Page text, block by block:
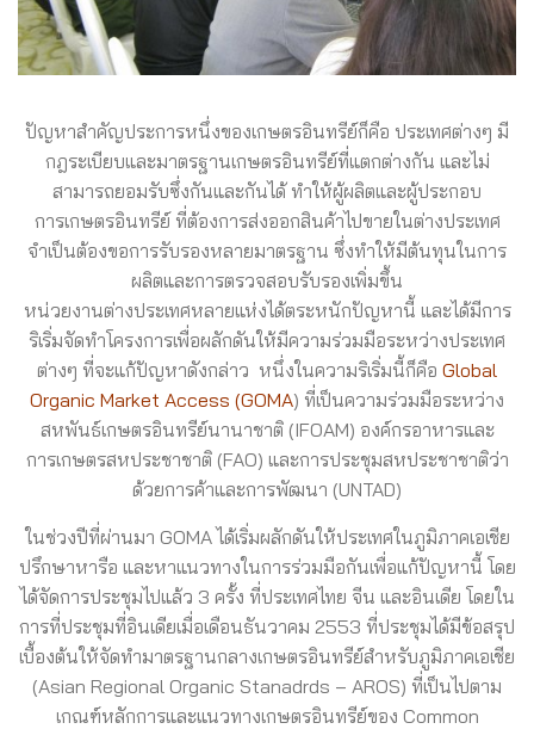
ปัญหาสำคัญประการหนึ่งของเกษตรอินทรีย์ก็คือ ประเทศต่างๆ มี
กฎระเบียบและมาตรฐานเกษตรอินทรีย์ที่แตกต่างกัน และไม่
สามารถยอมรับซึ่งกันและกันได้ ทำให้ผู้ผลิตและผู้ประกอบ
การเกษตรอินทรีย์ ที่ต้องการส่งออกสินค้าไปขายในต่างประเทศ
จำเป็นต้องขอการรับรองหลายมาตรฐาน ซึ่งทำให้มีต้นทุนในการ
ผลิตและการตรวจสอบรับรองเพิ่มขึ้น
หน่วยงานต่างประเทศหลายแห่งได้ตระหนักปัญหานี้ และได้มีการ
ริเริ่มจัดทำโครงการเพื่อผลักดันให้มีความร่วมมือระหว่างประเทศ
ต่างๆ ที่จะแก้ปัญหาดังกล่าว หนึ่งในความริเริ่มนี้ก็คือ Global
Organic Market Access (GOMA) ที่เป็นความร่วมมือระหว่าง
สหพันธ์เกษตรอินทรีย์นานาชาติ (IFOAM) องค์กรอาหารและ
การเกษตรสหประชาชาติ (FAO) และการประชุมสหประชาชาติว่า
ด้วยการค้าและการพัฒนา (UNTAD)
ในช่วงปีที่ผ่านมา GOMA ได้เริ่มผลักดันให้ประเทศในภูมิภาคเอเชีย
ปรึกษาหารือ และหาแนวทางในการร่วมมือกันเพื่อแก้ปัญหานี้ โดย
ได้จัดการประชุมไปแล้ว 3 ครั้ง ที่ประเทศไทย จีน และอินเดีย โดยใน
การที่ประชุมที่อินเดียเมื่อเดือนธันวาคม 2553 ที่ประชุมได้มีข้อสรุป
เบื้องต้นให้จัดทำมาตรฐานกลางเกษตรอินทรีย์สำหรับภูมิภาคเอเชีย
(Asian Regional Organic Stanadrds – AROS) ที่เป็นไปตาม
เกณฑ์หลักการและแนวทางเกษตรอินทรีย์ของ Common